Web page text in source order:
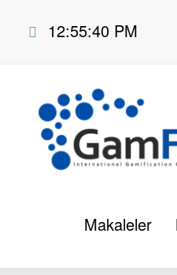
12:55:41 PM
Makaleler